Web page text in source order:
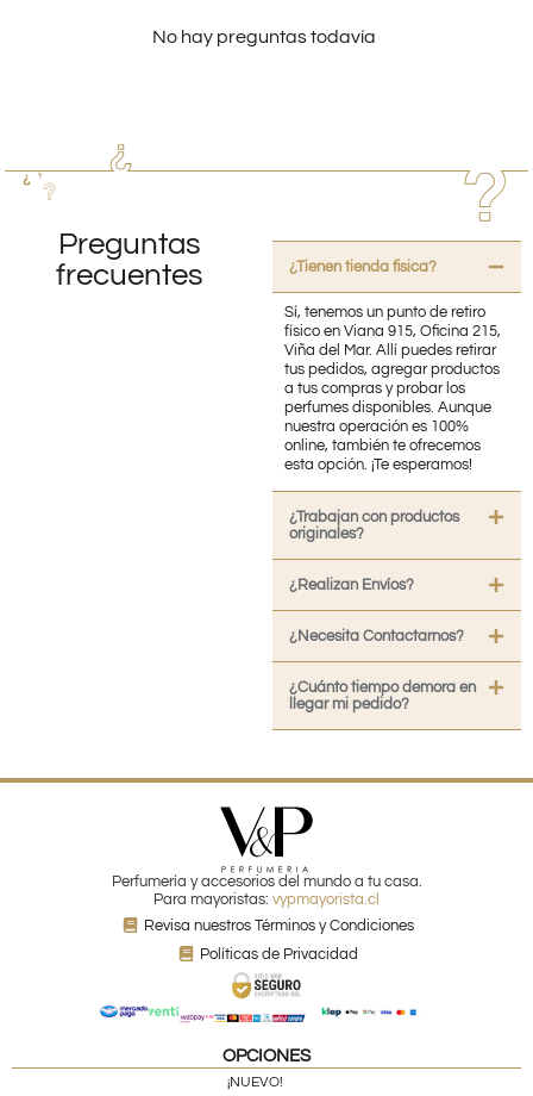
No hay preguntas todavía
Preguntas
frecuentes
¿Tienen tienda fisica?
Sí, tenemos un punto de retiro
físico en Viana 915, Oficina 215,
Viña del Mar. Allí puedes retirar
tus pedidos, agregar productos
a tus compras y probar los
perfumes disponibles. Aunque
nuestra operación es 100%
online, también te ofrecemos
esta opción. ¡Te esperamos!
¿Trabajan con productos
originales?
¿Realizan Envíos?
¿Necesita Contactarnos?
¿Cuánto tiempo demora en
llegar mi pedido?
Perfumería y accesorios del mundo a tu casa.
Para mayoristas: vypmayorista.cl
Revisa nuestros Términos y Condiciones
Políticas de Privacidad
OPCIONES
¡NUEVO!